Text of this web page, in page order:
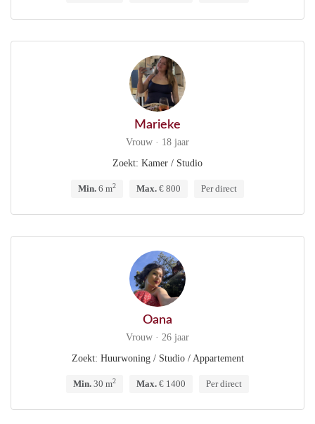
Marieke
Vrouw · 18 jaar
Zoekt: Kamer / Studio
Min. 6 m2 Max. € 800 Per direct
Oana
Vrouw · 26 jaar
Zoekt: Huurwoning / Studio / Appartement
Min. 30 m2 Max. € 1400 Per direct